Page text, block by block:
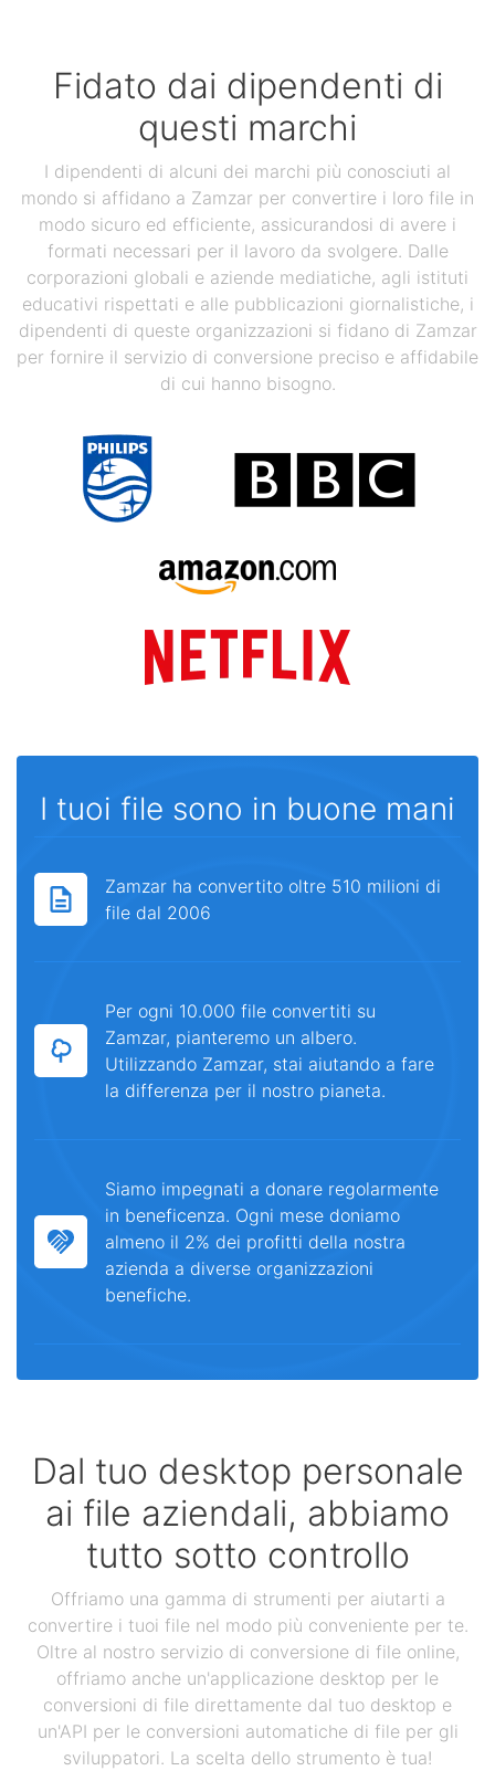
Fidato dai dipendenti di
questi marchi
I dipendenti di alcuni dei marchi più conosciuti al
mondo si affidano a Zamzar per convertire i loro file in
modo sicuro ed efficiente, assicurandosi di avere i
formati necessari per il lavoro da svolgere. Dalle
corporazioni globali e aziende mediatiche, agli istituti
educativi rispettati e alle pubblicazioni giornalistiche, i
dipendenti di queste organizzazioni si fidano di Zamzar
per fornire il servizio di conversione preciso e affidabile
di cui hanno bisogno.
I tuoi file sono in buone mani
Zamzar ha convertito oltre 510 milioni di
file dal 2006
Per ogni 10.000 file convertiti su
Zamzar, pianteremo un albero.
Utilizzando Zamzar, stai aiutando a fare
la differenza per il nostro pianeta.
Siamo impegnati a donare regolarmente
in beneficenza. Ogni mese doniamo
almeno il 2% dei profitti della nostra
azienda a diverse organizzazioni
benefiche.
Dal tuo desktop personale
ai file aziendali, abbiamo
tutto sotto controllo
Offriamo una gamma di strumenti per aiutarti a
convertire i tuoi file nel modo più conveniente per te.
Oltre al nostro servizio di conversione di file online,
offriamo anche un'applicazione desktop per le
conversioni di file direttamente dal tuo desktop e
un'API per le conversioni automatiche di file per gli
sviluppatori. La scelta dello strumento è tua!